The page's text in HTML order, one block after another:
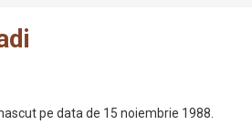
pe data de 15 noiembrie 1988.